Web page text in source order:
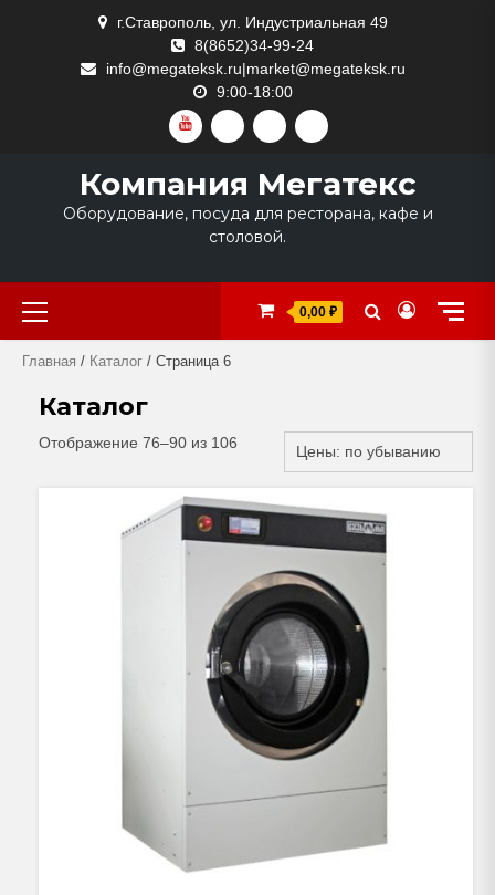
г.Ставрополь, ул. Индустриальная 49
8(8652)34-99-24
info@megateksk.ru|market@megateksk.ru
9:00-18:00
YOUTUBEVKVIDEORUTUBEDZEN
Компания Мегатекс
Оборудование, посуда для ресторана, кафе и
столовой.
Primary
Menu
0,00 ₽
Главная / Каталог / Страница 6
Каталог
Отображение 76–90 из 106